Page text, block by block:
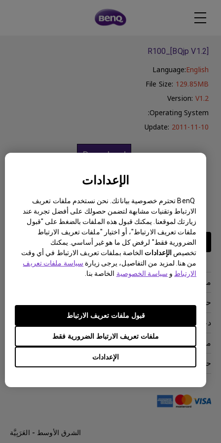
الإعدادات
BenQ تحترم خصوصية بياناتك. نحن نستخدم ملفات تعريف
الارتباط وتقنيات مشابهة لتضمن حصولك على أفضل تجربة عند
زيارتك لموقعنا. يمكنك قبول هذه الملفات بالضغط على "قبول
ملفات تعريف الارتباط"، أو اختيار "ملفات تعريف الارتباط
الضرورية فقط" لرفض كل ما هو غير أساسي. يمكنك
تخصيصالإعداداتالخاصة بملفات تعريف الارتباط في أي وقت
من هنا. لمزيد من التفاصيل، يرجى زيارةسياسة ملفات تعريف
الارتباطوسياسة الخصوصيةالخاصة بنا.
الإعدادات
ملفات تعريف الارتباط الضرورية فقط
قبول ملفات تعريف الارتباط
R100_[BQjp V1.2]
Language:English
File Size:129.85MB
Version:V1.2
Operating System:
Update:2011-11-10
Download
اشتراك
منتجات
اضاءة
حلول
AQColor
دعم
مركز إصلاح
موارد
من أين أشتري
حول بينكيو
The Brand
"الشركات الاجتماعية مسؤولية"
الشرق الأوسط - العَرَبِيَّة